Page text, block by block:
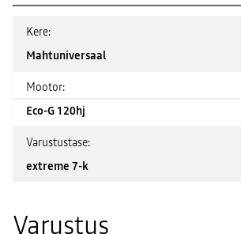
Kere:
Mahtuniversaal
Mootor:
Eco-G 120hj
Varustustase:
extreme 7-k
Varustus